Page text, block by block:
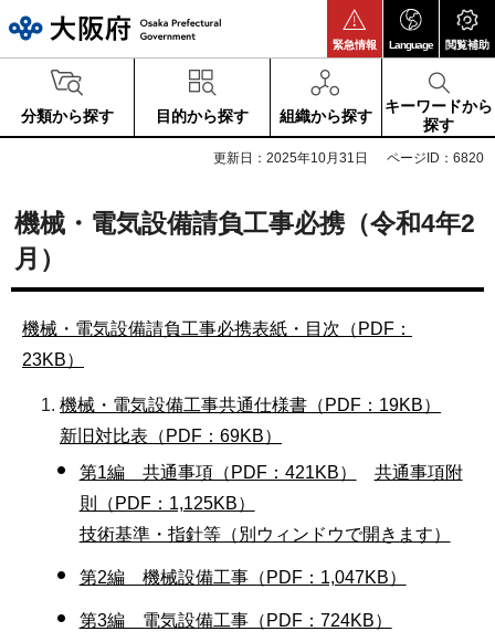
緊急情報 Language 閲覧補助
分類から探す 目的から探す 組織から探す
キーワードから
探す
更新日：2025年10月31日 ページID：6820
機械・電気設備請負工事必携（令和4年2
月）
機械・電気設備請負工事必携表紙・目次（PDF：
23KB）
機械・電気設備工事共通仕様書（PDF：19KB）
新旧対比表（PDF：69KB）
第1編 共通事項（PDF：421KB）
共通事項附
則（PDF：1,125KB）
技術基準・指針等（別ウィンドウで開きます）
第2編 機械設備工事（PDF：1,047KB）
第3編 電気設備工事（PDF：724KB）